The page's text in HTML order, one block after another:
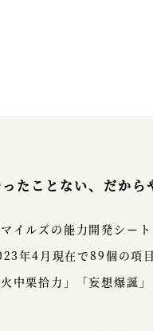
たことない、だから
マイルズの能力開発シー
年4月現在で89個の項
火中栗拾力」「妄想爆誕